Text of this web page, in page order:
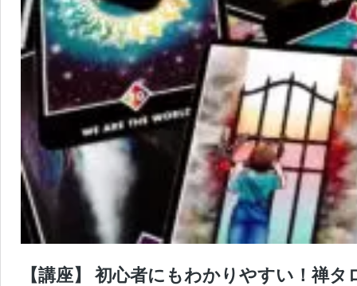
【講座】 初心者にもわかりやすい！禅